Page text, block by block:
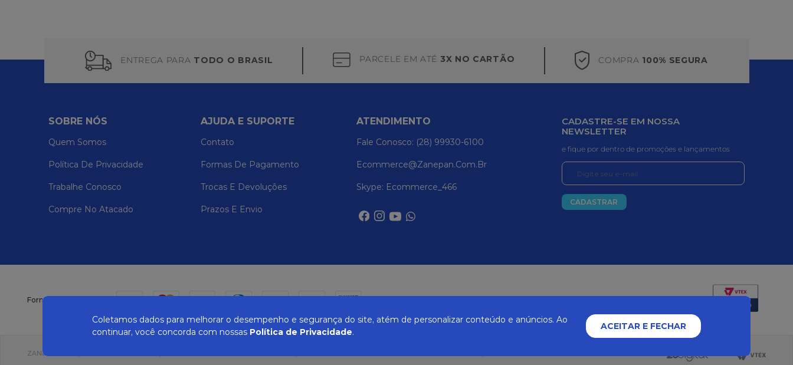
ENTREGA PARA TODO O BRASIL PARCELE EM ATÉ 3X NO CARTÃO COMPRA 100% SEGURA
SOBRE NÓS
Quem Somos
Política De Privacidade
Trabalhe Conosco
Compre No Atacado
AJUDA E SUPORTE
Contato
Formas De Pagamento
Trocas E Devoluções
Prazos E Envio
ATENDIMENTO
Fale Conosco: (28) 99930-6100
Ecommerce@zanepan.com.br
Skype: Ecommerce_466
CADASTRE-SE EM NOSSA
NEWSLETTER
e fique por dentro de promoções e lançamentos
CADASTRAR
Formas de pagamento
ZANEPAN 2022 | CNPJ: 04.319.228/0001-08 | AVENIDA MAURO MIRANDA MADUREIRA, 514 - ELPÍDIO VOLPINI - CACHOEIRO DE ITAPEMIRIM - ES | CEP 29309-712
Coletamos dados para melhorar o desempenho e segurança do site, atém de personalizar conteúdo e anúncios. Ao
continuar, você concorda com nossas Política de Privacidade.
ACEITAR E FECHAR